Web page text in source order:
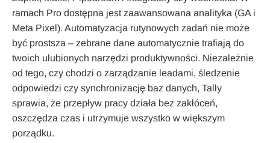
ramach Pro dostępna jest zaawansowana analityka (GA i
Meta Pixel). Automatyzacja rutynowych zadań nie może
być prostsza – zebrane dane automatycznie trafiają do
twoich ulubionych narzędzi produktywności. Niezależnie
od tego, czy chodzi o zarządzanie leadami, śledzenie
odpowiedzi czy synchronizację baz danych, Tally
sprawia, że przepływ pracy działa bez zakłóceń,
oszczędza czas i utrzymuje wszystko w większym
porządku.